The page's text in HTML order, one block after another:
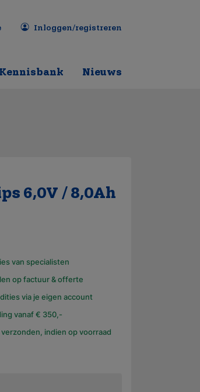
Inloggen/registreren
Kennisbank Nieuws
6,0V / 8,0Ah
van specialisten
op factuur & offerte
via je eigen account
vanaf € 350,-
indien op voorraad